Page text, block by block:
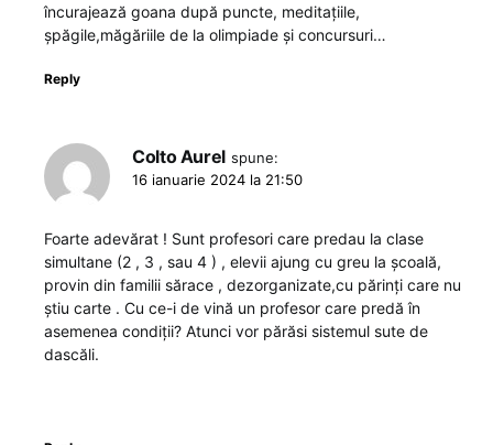
încurajează goana după puncte, meditațiile,
șpăgile,măgăriile de la olimpiade și concursuri…
Reply
Colto Aurel spune:
16 ianuarie 2024 la 21:50
Foarte adevărat ! Sunt profesori care predau la clase
simultane (2 , 3 , sau 4 ) , elevii ajung cu greu la școală,
provin din familii sărace , dezorganizate,cu părinți care nu
știu carte . Cu ce-i de vină un profesor care predă în
asemenea condiții? Atunci vor părăsi sistemul sute de
dascăli.